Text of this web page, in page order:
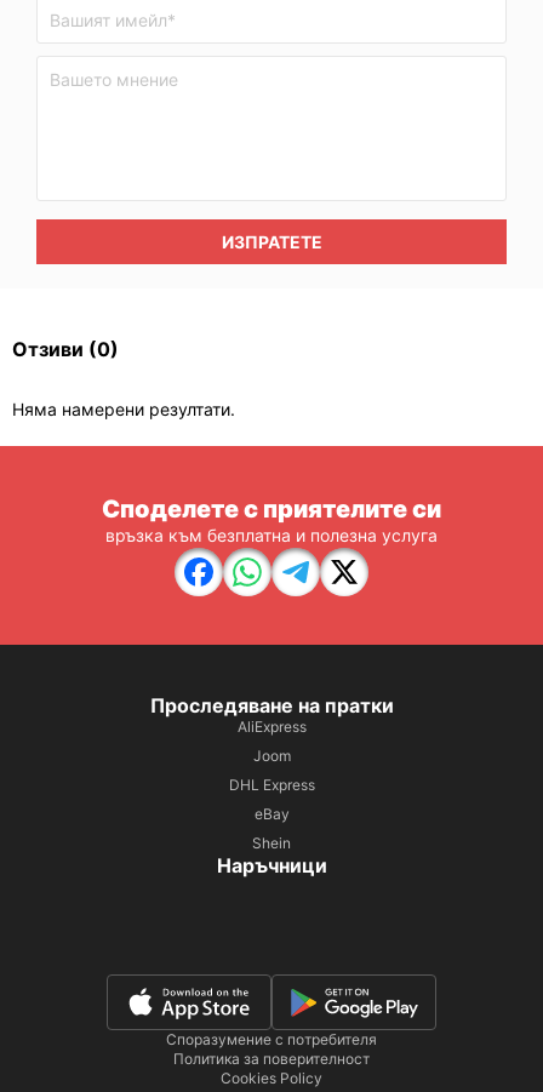
ИЗПРАТЕТЕ
Отзиви (0)
Няма намерени резултати.
Споделете с приятелите си
връзка към безплатна и полезна услуга
Проследяване на пратки
AliExpress
Joom
DHL Express
eBay
Shein
Наръчници
Споразумение с потребителя
Политика за поверителност
Cookies Policy